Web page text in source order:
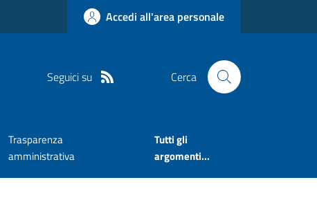
Accedi all'area personale
Seguici su Cerca
Trasparenza
amministrativa
Tutti gli
argomenti...